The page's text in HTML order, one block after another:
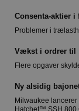
Consenta-aktier i
Problemer i
Vækst i ordrer til
Flere opgaver
Ny alsidig
Milwaukee
Hatchet™ SSH 800